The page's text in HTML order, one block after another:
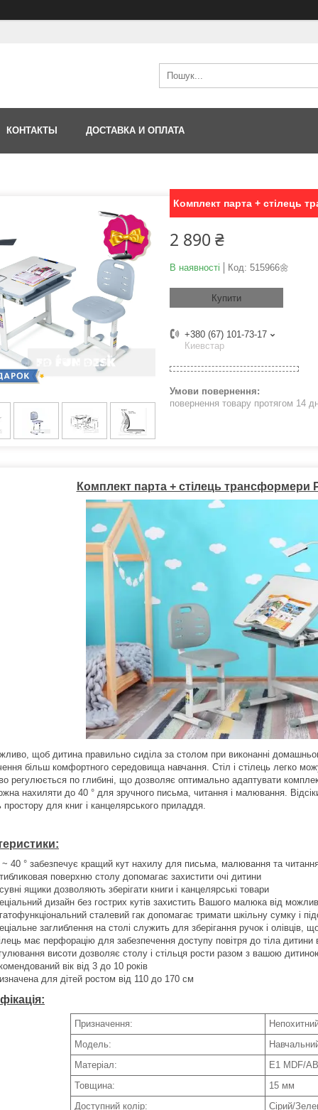
КОНТАКТЫ ДОСТАВКА И ОПЛАТА
Комплект парта + стілець
2 890 ₴
В наявності Код: 515966🌼
Купити
+380 (67) 101-73-17
Киевстар
повернення товару протягом 14
Комплект парта + стілець трансформери
щоб дитина правильно сиділа за столом при виконанні
більш комфортного середовища навчання. Стіл і стілець легко
регулюється по глибині, що дозволяє оптимально адаптувати
нахиляти до 40 ° для зручного письма, читання і малювання.
простору для книг і канцелярського приладдя.
~ 40 ° забезпечує кращий кут нахилу для письма, малювання та
поверхню столу допомагає захистити очі дитини
ящики дозволяють зберігати книги і канцелярські товари
дизайн без гострих кутів захистить Вашого малюка від
сталевий гак допомагає тримати шкільну сумку і
заглиблення на столі служить для зберігання ручок і
має перфорацію для забезпечення доступу повітря до тіла дитини
висоти дозволяє столу і стільця рости разом з вашою
вік від 3 до 10 років
для дітей ростом від 110 до 170 см
Призначення:
Модель:
Матеріал:
E1 MDF/
Товщина:
15 мм
Доступний колір:
Сірий/